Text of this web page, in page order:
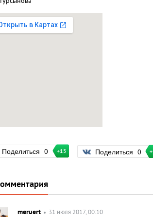
Поделиться 0 +15 Поделиться 0
meruert 31 июля 2017, 00:10